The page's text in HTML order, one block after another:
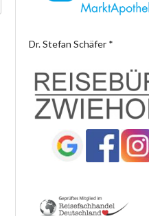
Dr. Stefan Schäfer *